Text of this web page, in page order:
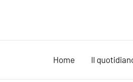
Home Il